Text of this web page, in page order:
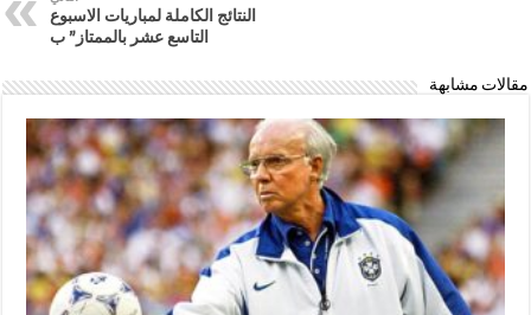
النتائج الكاملة لمباريات الاسبوع
التاسع عشر بالممتاز” ب
مقالات مشابهة